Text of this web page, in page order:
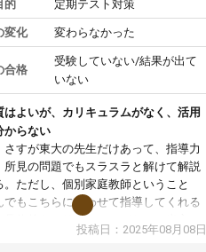
的 定期テスト対策
変化 変わらなかった
合格
受験していない/結果が出て
いない
はよいが、カリキュラムがなく、活用
からない
さすが東大の先生だけあって、指導力
所見の問題でもスラスラと解けて解説
。ただし、個別家庭教師ということ
でもこちらに合わせて指導してくれる
具体的なカリキュラムがない。当方
の先取り学習をするため、学校の教科
投稿日：2025年08月08日